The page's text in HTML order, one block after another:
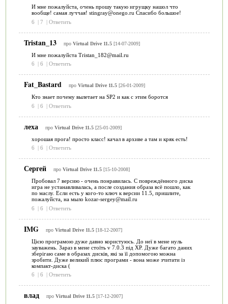
И мне пожалуйста, очень прошу такую игрущку нашол что
вообще! самая луччая! stingray@onego.ru Спасибо большое!
6
| 7 | Ответить
Tristan_13 про Virtual Drive 11.5[14-07-2009]
И мне пожалуйста Tristan_182@mail.ru
6
| 6 | Ответить
Fat_Bastard про Virtual Drive 11.5[26-01-2009]
Кто знает почему вылетает на SP2 и как с этим боротся
6
| 6 | Ответить
леха про Virtual Drive 11.5[25-01-2009]
хорошая прога! просто класс! качал в архиве а там и кряк есть!
6
| 6 | Ответить
Сергей про Virtual Drive 11.5[15-10-2008]
Пробовал 7 версию - очень понравилась. С повреждённого диска
игра не устанавливалась, а после создания образа всё пошло, как
по маслу. Если есть у кого-то ключ к версии 11.5, пришлите,
пожалуйста, на мыло kozar-sergey@mail.ru
6
| 6 | Ответить
IMG про Virtual Drive 11.5[18-12-2007]
Цією програмою дуже давно користуюсь. До неї в мене нуль
зауважень. Зараз в мене стоїть v 7.0.3 під XP. Дуже багато даних
зберігаю саме в образах дисків, які за її допомогою можна
зробити. Дуже великий плюс програми - вона може зчитати із
компакт-диска (
6
| 6 | Ответить
влад про Virtual Drive 11.5[17-12-2007]